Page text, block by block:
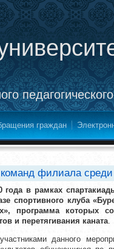
граждан
филиала среди
года в рамках
спортивного клуба
программа которых
и перетягивания каната.
данного